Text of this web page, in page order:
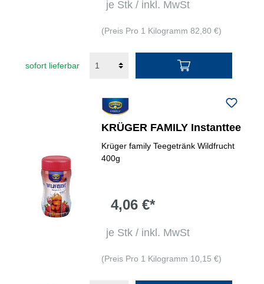
je Stk / inkl. MwSt
(Preis Pro 1 Kilogramm 82,80 €)
sofort lieferbar
KRÜGER FAMILY Instanttee
Krüger family Teegetränk Wildfrucht
400g
4,06 €*
je Stk / inkl. MwSt
(Preis Pro 1 Kilogramm 10,15 €)